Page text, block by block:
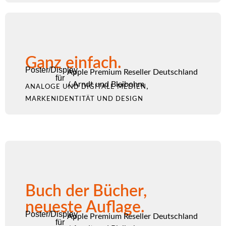
Ganz einfach.
Poster/Display
für
Apple Premium Reseller Deutschland
/Arndt und Bleibohm
ANALOGE UND DIGITALE MEDIEN ,
MARKENIDENTITÄT UND DESIGN
Buch der Bücher,
neueste Auflage.
Poster/Display
für
Apple Premium Reseller Deutschland